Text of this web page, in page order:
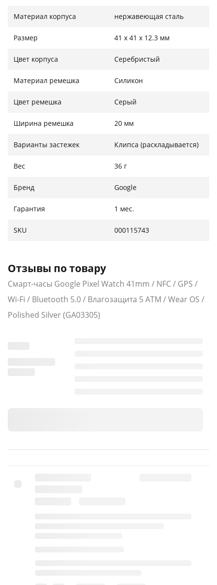
Материал корпуса нержавеющая сталь
Размер 41 x 41 x 12.3 мм
Цвет корпуса Серебристый
Материал ремешка Силикон
Цвет ремешка Серый
Ширина ремешка 20 мм
Варианты застежек Клипса (раскладывается)
Вес 36 г
Бренд Google
Гарантия 1 мес.
SKU 000115743
Отзывы по товару
Смарт-часы Google Pixel Watch 41mm / NFC / GPS /
Wi-Fi / Bluetooth 5.0 / Влагозащита 5 ATM / Wear OS /
Polished Silver (GA03305)